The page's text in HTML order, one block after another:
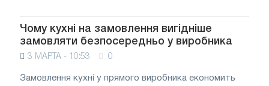
Чому кухні на замовлення вигідніше
замовляти безпосередньо у виробника
3 МАРТА - 10:53 0
Замовлення кухні у прямого виробника економить